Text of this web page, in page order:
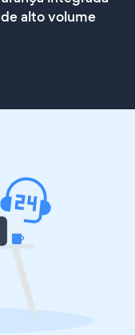
alto volume